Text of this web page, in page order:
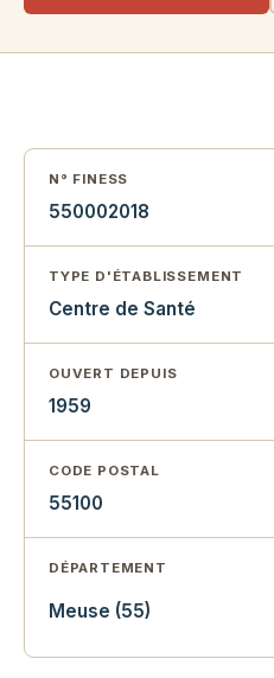
N° FINESS
550002018
TYPE D'ÉTABLISSEMENT
Centre de Santé
OUVERT DEPUIS
1959
CODE POSTAL
55100
DÉPARTEMENT
Meuse (55)